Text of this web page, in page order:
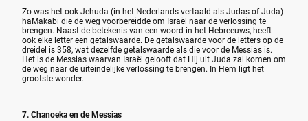
Zo was het ook Jehuda (in het Nederlands vertaald als Judas of Juda)
haMakabi die de weg voorbereidde om Israël naar de verlossing te
brengen. Naast de betekenis van een woord in het Hebreeuws, heeft
ook elke letter een getalswaarde. De getalswaarde voor de letters op de
dreidel is 358, wat dezelfde getalswaarde als die voor de Messias is.
Het is de Messias waarvan Israël gelooft dat Hij uit Juda zal komen om
de weg naar de uiteindelijke verlossing te brengen. In Hem ligt het
grootste wonder.
7. Chanoeka en de Messias